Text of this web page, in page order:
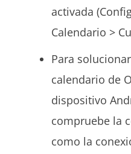
activada
Calendario >
Para
calendario de
dispositivo
compruebe la
como la